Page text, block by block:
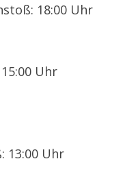
18:00 Uhr
Uhr
13:00 Uhr